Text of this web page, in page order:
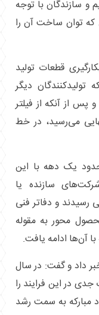
و سازندگان با توجه
توان ساخت آن را
قطعات تولید
دیگر
از آنکه از فیلتر
می‌رسید، در خط
حدود یک دهه با این
سازنده یا
رسیدند و دفاتر فنی
محور به مقوله
آن‌ها ادامه یافت.
داد و گفت: در سال
جدی در این فرایند را
مبارکه به سمت رشد